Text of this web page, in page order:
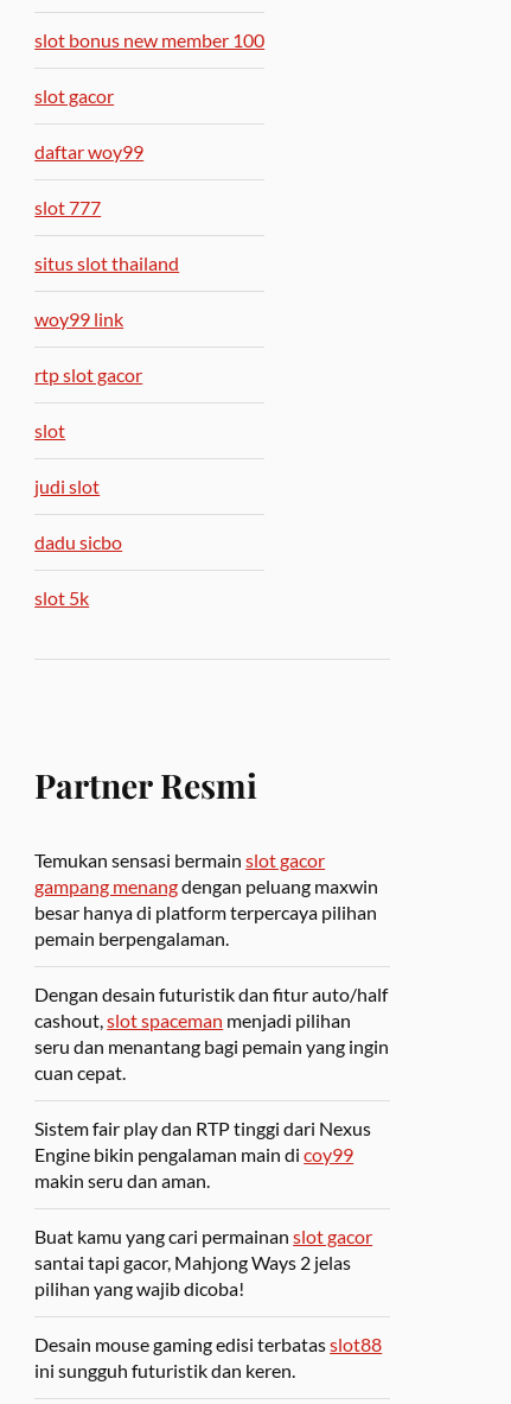
slot bonus new member 100
slot gacor
daftar woy99
slot 777
situs slot thailand
woy99 link
rtp slot gacor
slot
judi slot
dadu sicbo
slot 5k
Partner Resmi
Temukan sensasi bermainslot gacor
gampang menangdengan peluang maxwin
besar hanya di platform terpercaya pilihan
pemain berpengalaman.
Dengan desain futuristik dan fitur auto/half
cashout,slot spaceman menjadi pilihan
seru dan menantang bagi pemain yang ingin
cuan cepat.
Sistem fair play dan RTP tinggi dari Nexus
Engine bikin pengalaman main dicoy99
makin seru dan aman.
Buat kamu yang cari permainanslot gacor
santai tapi gacor, Mahjong Ways 2 jelas
pilihan yang wajib dicoba!
Desain mouse gaming edisi terbatasslot88
ini sungguh futuristik dan keren.